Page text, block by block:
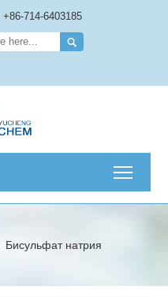
+86-714-6403185

Бисульфат натрия